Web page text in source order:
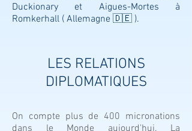
Duckionary et Aigues-Mortes à
Romkerhall ( Allemagne 🇩🇪 ).
LES RELATIONS
DIPLOMATIQUES
On compte plus de 400 micronations
dans le Monde aujourd'hui. La